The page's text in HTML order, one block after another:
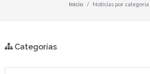
Início Notícias por categoria
Categorias